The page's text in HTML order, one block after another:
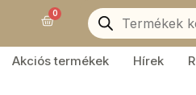
0Kosár
Products
search
Akciós termékek Hírek